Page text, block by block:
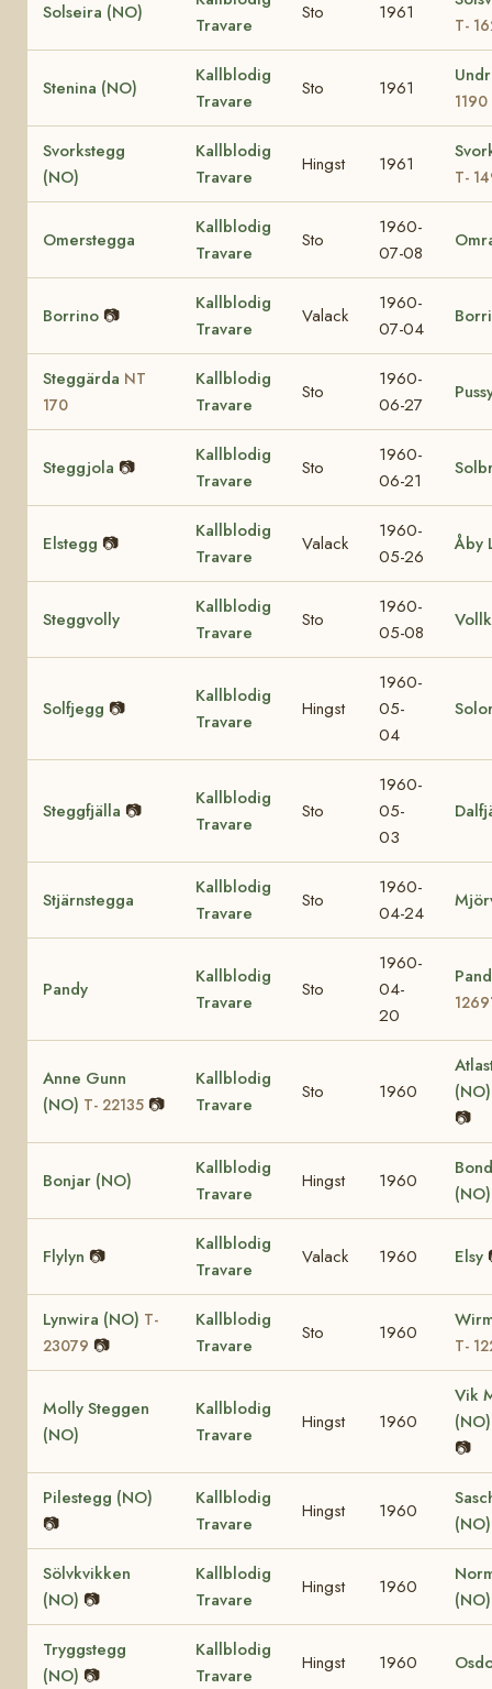
Solseira (NO)
Travare
Sto 1961
T-
Stenina (NO)
Kallblodig
Travare
Sto 1961
1190
Svorkstegg
(NO)
Kallblodig
Travare
Hingst 1961
T-
Omerstegga
Kallblodig
Travare
Sto
1960-
07-08
Borrino 📷
Kallblodig
Travare
Valack
1960-
07-04
Steggärda NT
170
Kallblodig
Travare
Sto
1960-
06-27
Steggjola 📷
Kallblodig
Travare
Sto
1960-
06-21
Elstegg 📷
Kallblodig
Travare
Valack
1960-
05-26
Åby
Steggvolly
Kallblodig
Travare
Sto
1960-
05-08
Solfjegg 📷
Kallblodig
Travare
Hingst
1960-
05-
04
Steggfjälla 📷
Kallblodig
Travare
Sto
1960-
05-
03
Stjärnstegga
Kallblodig
Travare
Sto
1960-
04-24
Pandy
Kallblodig
Travare
Sto
1960-
04-
20
Anne Gunn
(NO) T- 22135 📷
Kallblodig
Travare
Sto 1960
📷
Bonjar (NO)
Kallblodig
Travare
Hingst 1960
Flylyn 📷
Kallblodig
Travare
Valack 1960 Elsy
Lynwira (NO) T-
23079 📷
Kallblodig
Travare
Sto 1960
T-
Molly Steggen
(NO)
Kallblodig
Travare
Hingst 1960
Vik
📷
Pilestegg (NO)
📷
Kallblodig
Travare
Hingst 1960
(NO)
Sölvkvikken
(NO) 📷
Kallblodig
Travare
Hingst 1960
Tryggstegg
(NO) 📷
Kallblodig
Travare
Hingst 1960